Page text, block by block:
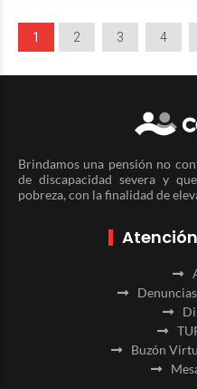
1 2 3 4
Brindamos una pensión no
de discapacidad severa y
pobreza, con la finalidad de
Buzón